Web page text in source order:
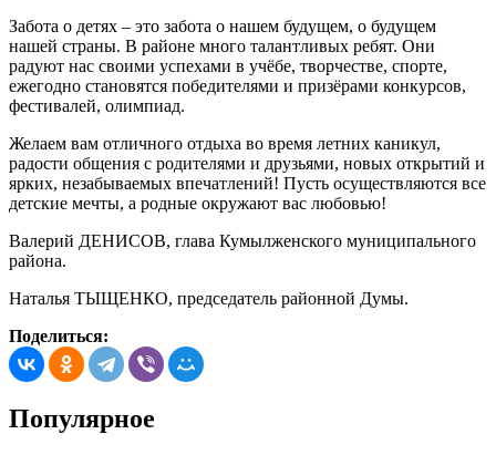
Забота о детях – это забота о нашем будущем, о будущем
нашей страны. В районе много талантливых ребят. Они
радуют нас своими успехами в учёбе, творчестве, спорте,
ежегодно становятся победителями и призёрами конкурсов,
фестивалей, олимпиад.
Желаем вам отличного отдыха во время летних каникул,
радости общения с родителями и друзьями, новых открытий и
ярких, незабываемых впечатлений! Пусть осуществляются все
детские мечты, а родные окружают вас любовью!
Валерий ДЕНИСОВ, глава Кумылженского муниципального
района.
Наталья ТЫЩЕНКО, председатель районной Думы.
Поделиться:
Популярное